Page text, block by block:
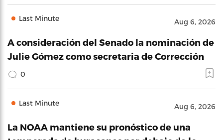
Last Minute Aug 6, 2026
A consideración del Senado la nominación de
Julie Gómez como secretaria de Corrección
0
Last Minute Aug 6, 2026
La NOAA mantiene su pronóstico de una